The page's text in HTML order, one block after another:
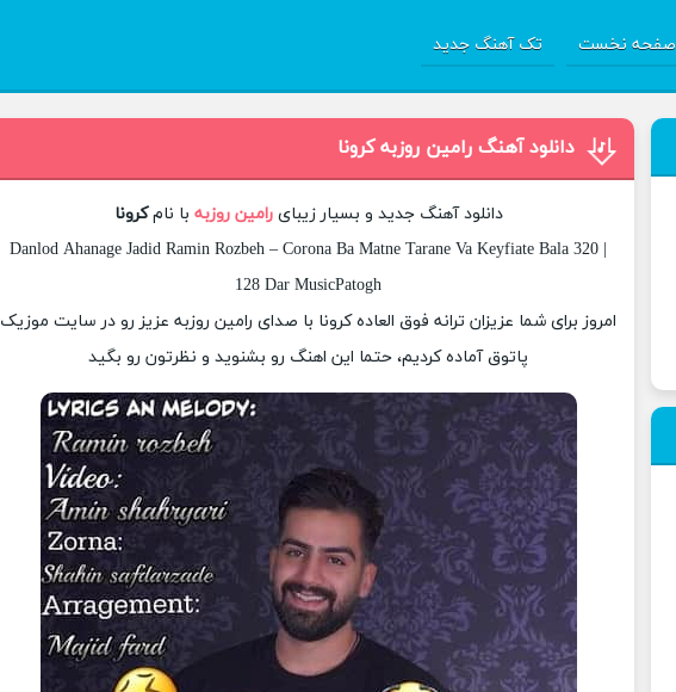
صفحه نخست تک آهنگ جدید
دانلود آهنگ رامین روزبه کرونا
دانلود آهنگ جدید و بسیار زیبایرامین روزبه با نامکرونا
Danlod Ahanage Jadid Ramin Rozbeh – Corona Ba Matne Tarane Va Keyfiate Bala 320 |
128 Dar MusicPatogh
امروز برای شما عزیزان ترانه فوق العاده کرونا با صدای رامین روزبه عزیز رو در سایت موزیک
پاتوق آماده کردیم، حتما این اهنگ رو بشنوید و نظرتون رو بگید